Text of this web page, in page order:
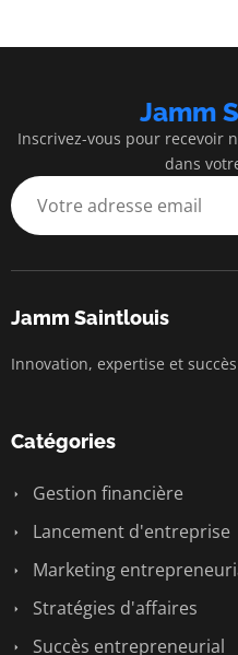
Jamm
Inscrivez-vous pour recevoir
dans
Jamm Saintlouis
Innovation, expertise et
Catégories
Gestion financière
Lancement d'entreprise
Marketing
Stratégies d'affaires
Succès entrepreneurial